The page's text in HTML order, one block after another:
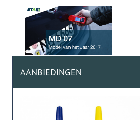
AANBIEDINGEN